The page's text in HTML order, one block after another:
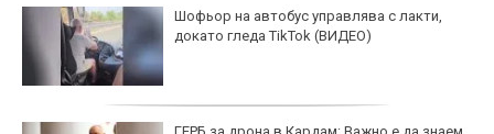
Шофьор на автобус управлява с лакти,
докато гледа TikTok (ВИДЕО)